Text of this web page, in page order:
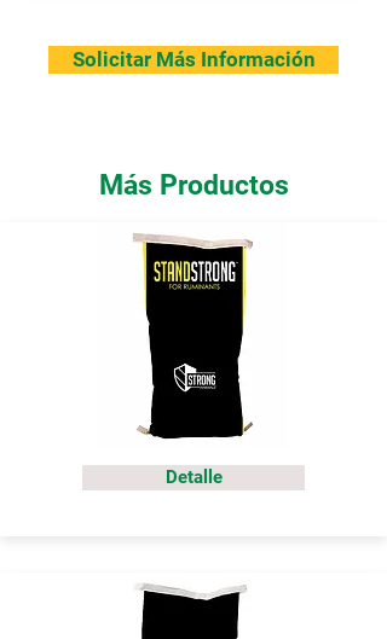
Solicitar Más Información
Más Productos
Detalle